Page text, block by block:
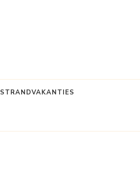
STRANDVAKANTIES